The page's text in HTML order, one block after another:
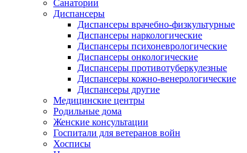
Санатории
Диспансеры
Диспансеры врачебно-физкультурные
Диспансеры наркологические
Диспансеры психоневрологические
Диспансеры онкологические
Диспансеры противотуберкулезные
Диспансеры кожно-венерологические
Диспансеры другие
Медицинские центры
Родильные дома
Женские консультации
Госпитали для ветеранов войн
Хосписы